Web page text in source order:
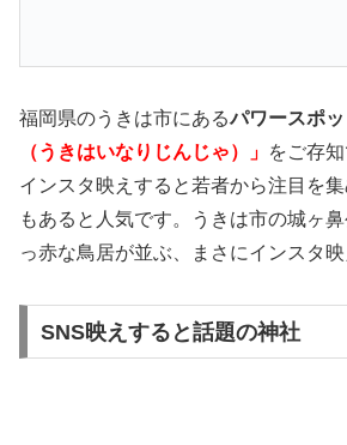
福岡県のうきは市にあるパワースポッ
（うきはいなりじんじゃ）」 をご存
インスタ映えすると若者から注目を
もあると人気です。うきは市の城ヶ
っ赤な鳥居が並ぶ、まさにインスタ映
SNS映えすると話題の神社